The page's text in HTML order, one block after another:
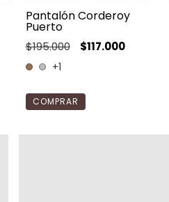
Pantalón Corderoy
Puerto
$195.000 $117.000
+1
COMPRAR